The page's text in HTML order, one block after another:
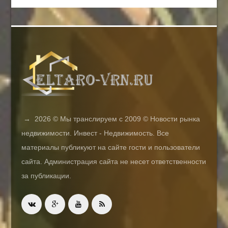
→ 2026 © Мы транслируем с 2009 © Новости рынка
недвижимости. Инвест - Недвижимость. Все
материалы публикуют на сайте гости и пользователи
сайта. Администрация сайта не несет ответственности
за публикации.